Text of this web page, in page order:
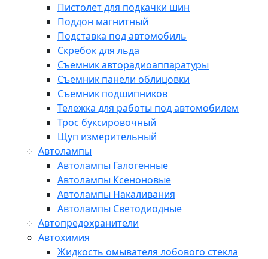
Пистолет для подкачки шин
Поддон магнитный
Подставка под автомобиль
Скребок для льда
Съемник авторадиоаппаратуры
Съемник панели облицовки
Съемник подшипников
Тележка для работы под автомобилем
Трос буксировочный
Щуп измерительный
Автолампы
Автолампы Галогенные
Автолампы Ксеноновые
Автолампы Накаливания
Автолампы Светодиодные
Автопредохранители
Автохимия
Жидкость омывателя лобового стекла